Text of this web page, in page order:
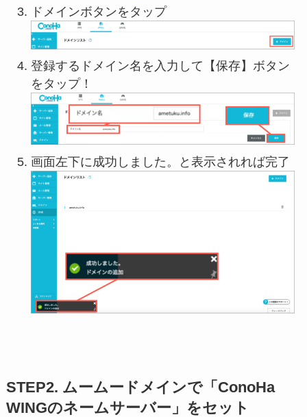
ドメインボタンをタップ
登録するドメイン名を入力して【保存】ボタン
をタップ！
画面左下に成功しました。と表示されれば完了
STEP2. ムームードメインで「ConoHa
WINGのネームサーバー」をセット